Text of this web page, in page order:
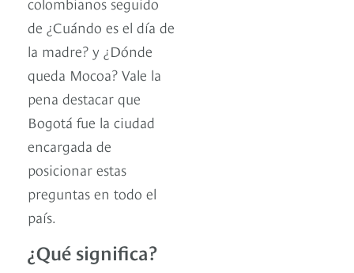
de ¿Cuándo es el día de
la madre? y ¿Dónde
queda Mocoa? Vale la
pena destacar que
Bogotá fue la ciudad
encargada de
posicionar estas
preguntas en todo el
país.
¿Qué significa?